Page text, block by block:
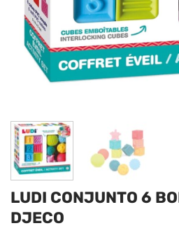
LUDI CONJUNTO 6
DJECO